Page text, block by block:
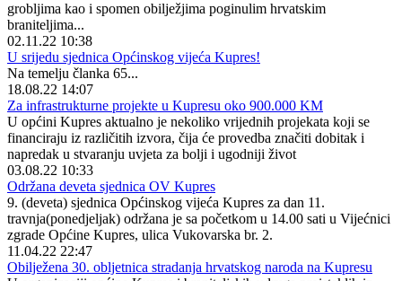
grobljima kao i spomen obilježjima poginulim hrvatskim
braniteljima...
02.11.22 10:38
U srijedu sjednica Općinskog vijeća Kupres!
Na temelju članka 65...
18.08.22 14:07
Za infrastrukturne projekte u Kupresu oko 900.000 KM
U općini Kupres aktualno je nekoliko vrijednih projekata koji se
financiraju iz različitih izvora, čija će provedba značiti dobitak i
napredak u stvaranju uvjeta za bolji i ugodniji život
03.08.22 10:33
Održana deveta sjednica OV Kupres
9. (deveta) sjednica Općinskog vijeća Kupres za dan 11.
travnja(ponedjeljak) održana je sa početkom u 14.00 sati u Vijećnici
zgrade Općine Kupres, ulica Vukovarska br. 2.
11.04.22 22:47
Obilježena 30. obljetnica stradanja hrvatskog naroda na Kupresu